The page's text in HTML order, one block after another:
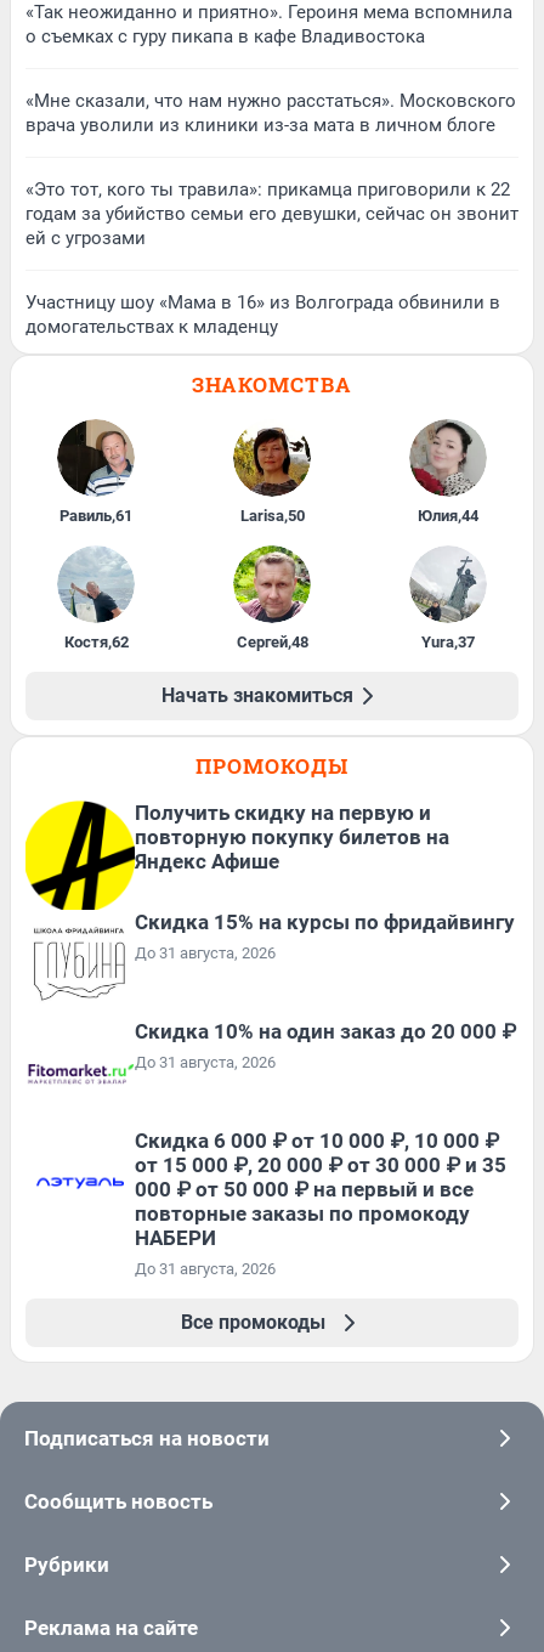
«Так неожиданно и приятно». Героиня мема вспомнила
о съемках с гуру пикапа в кафе Владивостока
«Мне сказали, что нам нужно расстаться». Московского
врача уволили из клиники из-за мата в личном блоге
«Это тот, кого ты травила»: прикамца приговорили к 22
годам за убийство семьи его девушки, сейчас он звонит
ей с угрозами
Участницу шоу «Мама в 16» из Волгограда обвинили в
домогательствах к младенцу
ЗНАКОМСТВА
Равиль,61 Larisa,50 Юлия,44
Костя,62 Сергей,48 Yura,37
Начать знакомиться
ПРОМОКОДЫ
Получить скидку на первую и
повторную покупку билетов на
Яндекс Афише
Скидка 15% на курсы по фридайвингу
До 31 августа, 2026
Скидка 10% на один заказ до 20 000 ₽
До 31 августа, 2026
Скидка 6 000 ₽ от 10 000 ₽, 10 000 ₽
от 15 000 ₽, 20 000 ₽ от 30 000 ₽ и 35
000 ₽ от 50 000 ₽ на первый и все
повторные заказы по промокоду
НАБЕРИ
До 31 августа, 2026
Все промокоды
Подписаться на новости
Сообщить новость
Рубрики
Реклама на сайте